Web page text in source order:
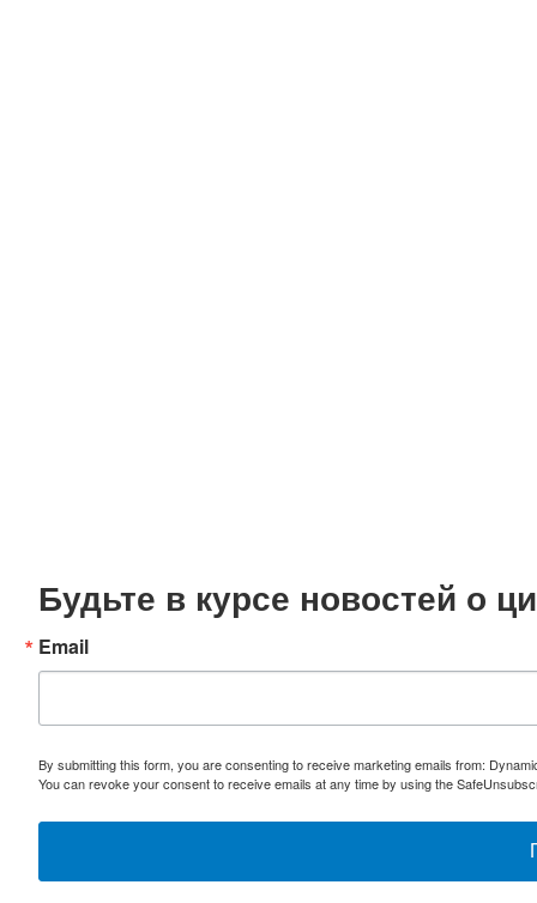
Будьте в курсе новостей о
Email
By submitting this form, you are consenting to receive marketing emails from:
You can revoke your consent to receive emails at any time by using the